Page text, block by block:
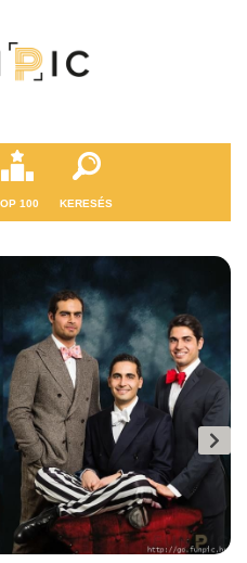
100 KERESÉS